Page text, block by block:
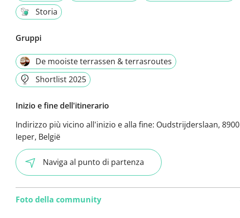
Storia
Gruppi
De mooiste terrassen & terrasroutes
Shortlist 2025
Inizio e fine dell'itinerario
Indirizzo più vicino all'inizio e alla fine: Oudstrijderslaan, 8900
Ieper, België
Naviga al punto di partenza
Foto della community